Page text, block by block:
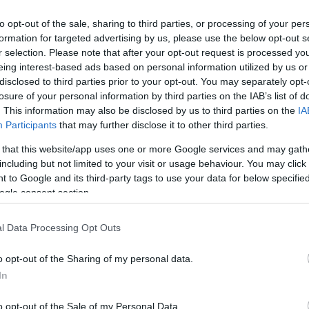
opt-out of the sale, sharing to third parties, or processing of your
for targeted advertising by us, please use the below opt-out
selection. Please note that after your opt-out request is processed
interest-based ads based on personal information utilized by us
to third parties prior to your opt-out. You may separately
of your personal information by third parties on the IAB’s list of
This information may also be disclosed by us to third parties on the
Participants that may further disclose it to other third parties.
that this website/app uses one or more Google services and may
but not limited to your visit or usage behaviour. You may
to Google and its third-party tags to use your data for below
consent section.
Data Processing Opt Outs
opt-out of the Sharing of my personal data.
opt-out of the Sale of my Personal Data.
tűrőképessége indokolja – a későbbiekben majd apránként,
az Orbán-kormánynak, közülük több is hivatalban fog
a Lázár János vezette minisztérium pincéjében talált
bevonódásáról érdeklődött, mire Magyar azt
követtek el, vagyis ez egy szervezett bűnözői csoport,
A kegyelmi ügyre vonatkozó kérdésre Magyar
hozzák kedden nyilvánosságra, a többi nem
hogy megszűnnek Magyarországon a
természetesen nem lesznek a régi feudális rendszerre
egy fillérjébe sem kerül.
túléléséhez!